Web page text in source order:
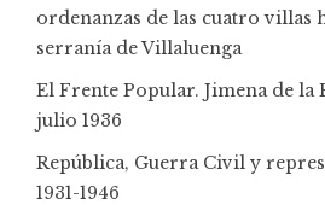
ordenanzas de las cuatro villas
serranía de Villaluenga
El Frente Popular. Jimena de
julio 1936
República, Guerra Civil y
1931-1946